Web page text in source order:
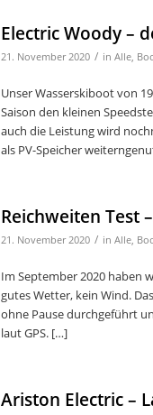
Electric Woody –
21. November 2020 / in Alle
Unser Wasserskiboot von
Saison den kleinen
auch die Leistung wird
als PV-Speicher
Reichweiten Test
21. November 2020 / in Alle
Im September 2020 haben
gutes Wetter, kein Wind.
ohne Pause durchgeführt
laut GPS. […]
Ariston Electric –